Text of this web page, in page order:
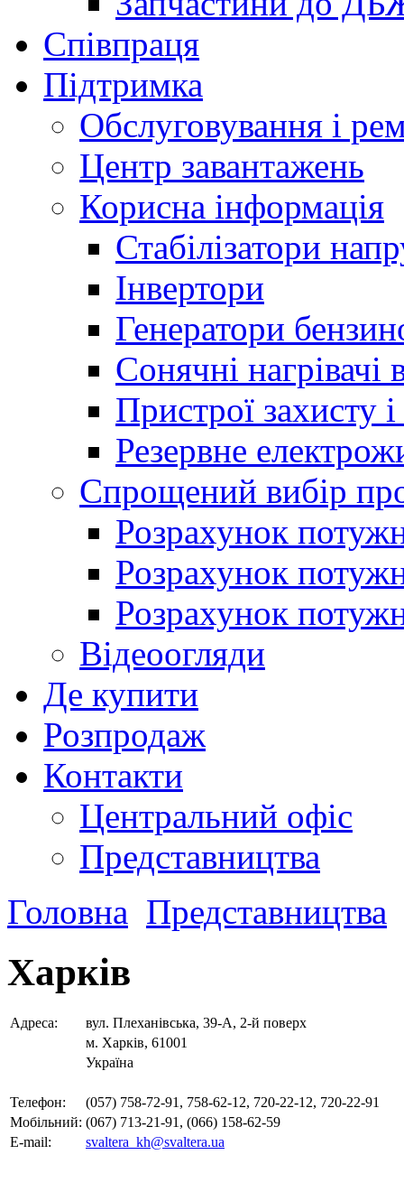
Співпраця
Підтримка
Обслуговування і
Центр завантажень
Корисна інформація
Стабілізатори
Інвертори
Генератори
Сонячні нагрівачі
Пристрої захисту і
Резервне
Спрощений вибір
Розрахунок
Розрахунок
Розрахунок
Відеоогляди
Де купити
Розпродаж
Контакти
Центральний офіс
Представництва
Головна Представництва
Харків
Адреса:
вул. Плеханівська, 39-А, 2-й поверх
м. Харків, 61001
Україна
Телефон:
(057) 758-72-91, 758-62-12, 720-22-12, 720-22-91
Мобільний: (067) 713-21-91, (066) 158-62-59
E-mail:
svaltera_kh@svaltera.ua